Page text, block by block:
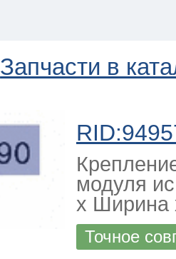
Запчасти в
модуля
х Ширина
Точное